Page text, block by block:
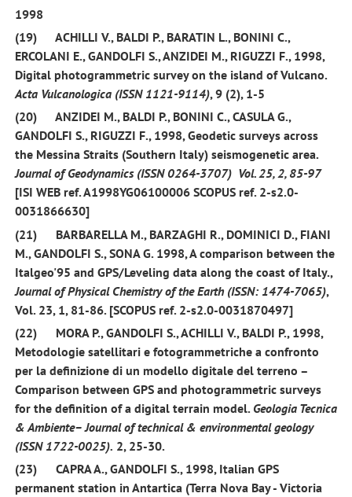
1998
(19)
ACHILLI V., BALDI P., BARATIN L., BONINI C.,
ERCOLANI E.,GANDOLFI S., ANZIDEI M., RIGUZZI F., 1998,
Digital photogrammetric survey on the island of Vulcano.
Acta Vulcanologica (ISSN 1121-9114), 9 (2), 1-5
(20)
ANZIDEI M., BALDI P., BONINI C., CASULA G.,
GANDOLFI S., RIGUZZI F., 1998,Geodetic surveys across
the Messina Straits (Southern Italy) seismogenetic area.
Journal of Geodynamics (ISSN 0264-3707) Vol. 25,2, 85-97
[ISI WEB ref. A1998YG06100006 SCOPUS ref. 2-s2.0-
0031866630]
(21)
BARBARELLA M., BARZAGHI R., DOMINICI D., FIANI
M., GANDOLFI S., SONA G. 1998,A comparison between the
Italgeo'95 and GPS/Leveling data along the coast of Italy.,
Journal of Physical Chemistry of the Earth (ISSN: 1474-7065),
Vol. 23, 1, 81-86. [SCOPUS ref. 2-s2.0-0031870497]
(22)
MORA P.,GANDOLFI S., ACHILLI V., BALDI P., 1998,
Metodologie satellitari e fotogrammetriche a confronto
per la definizione di un modello digitale del terreno –
Comparison between GPS and photogrammetric surveys
for the definition of a digital terrain model. Geologia Tecnica
& Ambiente– Journal of technical & environmental geology
(ISSN 1722-0025). 2, 25-30.
(23)
CAPRA A.,GANDOLFI S., 1998, Italian GPS
permanent station in Antartica (Terra Nova Bay - Victoria